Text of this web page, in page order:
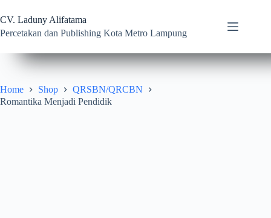
to
content
CV. Laduny Alifatama
Percetakan dan Publishing Kota Metro Lampung
Home Shop
QRSBN/QRCBN
Romantika Menjadi Pendidik